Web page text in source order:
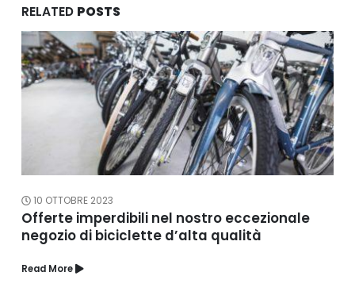
RELATED POSTS
10 OTTOBRE 2023
Offerte imperdibili nel nostro eccezionale
negozio di biciclette d’alta qualità
Read More